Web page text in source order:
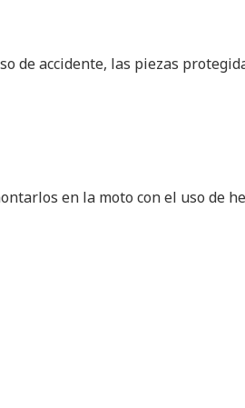
de accidente, las piezas
en la moto con el uso de